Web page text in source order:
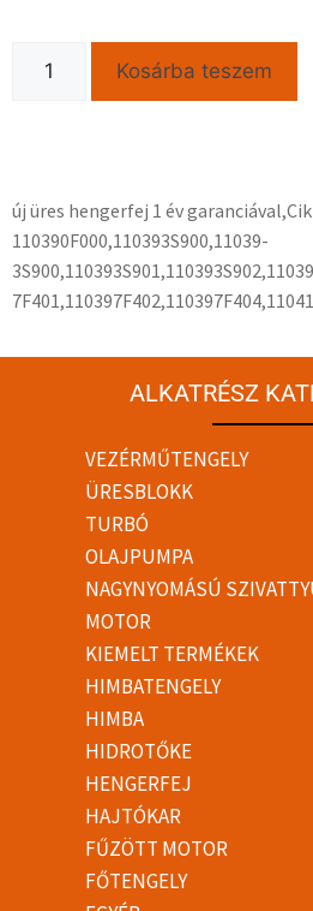
Kosárba teszem
új üres hengerfej 1 év
110390F000,110393S900,11039-
ALKATRÉSZ
VEZÉRMŰTENGELY
ÜRESBLOKK
TURBÓ
OLAJPUMPA
NAGYNYOMÁSÚ
MOTOR
KIEMELT TERMÉKEK
HIMBATENGELY
HIMBA
HIDROTŐKE
HENGERFEJ
HAJTÓKAR
FŰZÖTT MOTOR
FŐTENGELY